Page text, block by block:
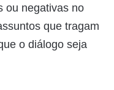
ou negativas no
que tragam
o diálogo seja